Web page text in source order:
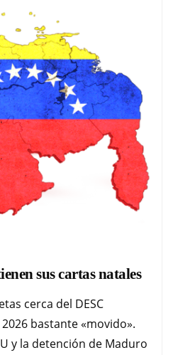
sus cartas natales
cerca del DESC
bastante «movido».
y la detención de Maduro